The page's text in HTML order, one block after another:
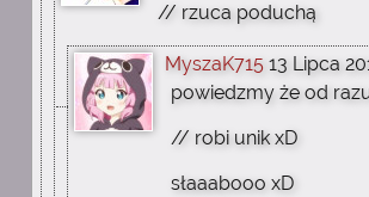
// rzuca poduchą
MyszaK715 13 Lipca
powiedzmy że od
// robi unik xD
słaaabooo xD